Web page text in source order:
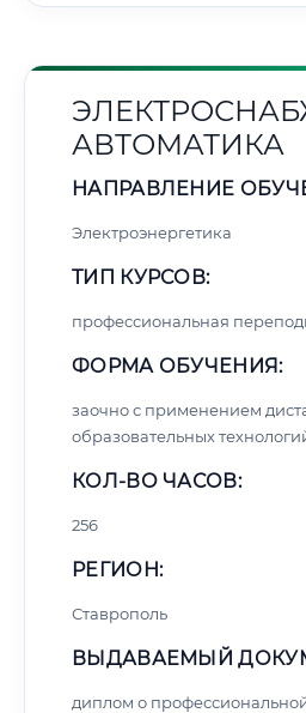
АВТОМАТИКА
НАПРАВЛЕНИЕ
Электроэнергетика
ТИП КУРСОВ:
профессиональная
ФОРМА ОБУЧЕНИЯ:
заочно с применением
образовательных
КОЛ-ВО ЧАСОВ:
256
РЕГИОН:
Ставрополь
ВЫДАВАЕМЫЙ
диплом о